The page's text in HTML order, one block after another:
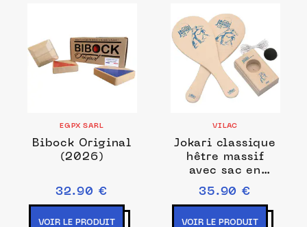
EGPX SARL
Bibock Original
(2026)
32.90 €
VOIR LE PRODUIT
VILAC
Jokari classique
hêtre massif
avec sac en
coton - Vilac
35.90 €
VOIR LE PRODUIT